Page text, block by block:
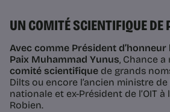
UN COMITÉ SCIENTIFIQUE DE
Avec comme Président
Paix Muhammad Yunus, Chance a
comité scientifique de grands
Dilts ou encore l’ancien ministre de
nationale et ex-Président de l’OIT à
Robien.